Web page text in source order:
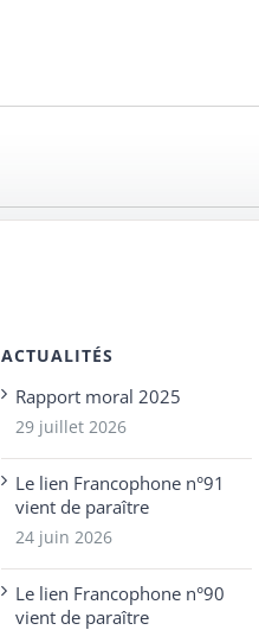
ACTUALITÉS
Rapport moral 2025
29 juillet 2026
Le lien Francophone n°91
vient de paraître
24 juin 2026
Le lien Francophone n°90
vient de paraître